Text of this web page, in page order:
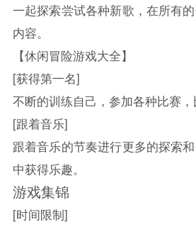
一起探索尝试各种新歌，在所有
内容。
【休闲冒险游戏大全】
[获得第一名]
不断的训练自己，参加各种比赛，
[跟着音乐]
跟着音乐的节奏进行更多的探索
中获得乐趣。
游戏集锦
[时间限制]